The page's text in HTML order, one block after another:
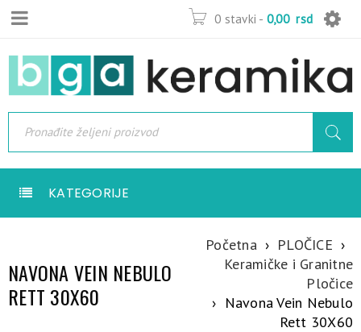
0 stavki - 0,00 rsd
KATEGORIJE
NAVONA VEIN NEBULO
RETT 30X60
Početna › PLOČICE ›
Keramičke i Granitne
Pločice
› Navona Vein Nebulo
Rett 30X60